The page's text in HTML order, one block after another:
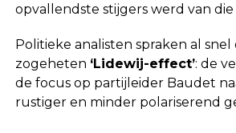
opvallendste stijgers werd van
Politieke analisten spraken al snel
zogeheten ‘Lidewij-effect’: de
de focus op partijleider Baudet
rustiger en minder polariserend